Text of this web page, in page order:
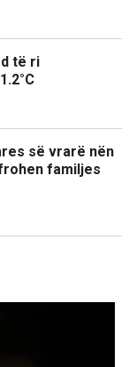
të ri
së vrarë nën
familjes